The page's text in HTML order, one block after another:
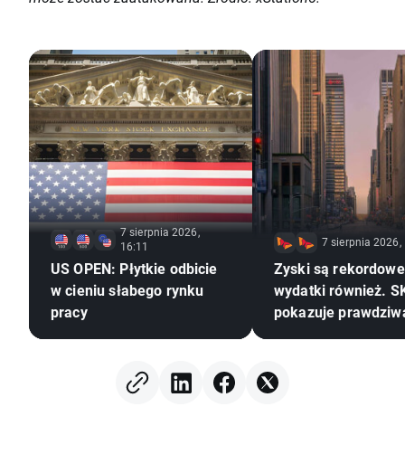
7 sierpnia 2026,
16:11
US OPEN: Płytkie odbicie
w cieniu słabego rynku
pracy
7 sierpnia 2026,
Zyski są
wydatki również.
pokazuje